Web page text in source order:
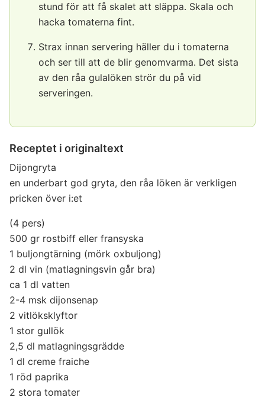
stund för att få skalet att släppa. Skala och
hacka tomaterna fint.
Strax innan servering häller du i tomaterna
och ser till att de blir genomvarma. Det sista
av den råa gulalöken strör du på vid
serveringen.
Receptet i originaltext
Dijongryta
en underbart god gryta, den råa löken är verkligen
pricken över i:et
(4 pers)
500 gr rostbiff eller fransyska
1 buljongtärning (mörk oxbuljong)
2 dl vin (matlagningsvin går bra)
ca 1 dl vatten
2-4 msk dijonsenap
2 vitlöksklyftor
1 stor gullök
2,5 dl matlagningsgrädde
1 dl creme fraiche
1 röd paprika
2 stora tomater